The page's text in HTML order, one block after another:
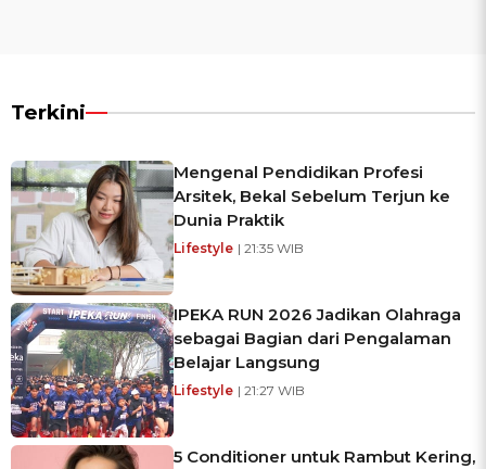
Terkini
Mengenal Pendidikan Profesi
Arsitek, Bekal Sebelum Terjun ke
Dunia Praktik
Lifestyle | 21:35 WIB
IPEKA RUN 2026 Jadikan Olahraga
sebagai Bagian dari Pengalaman
Belajar Langsung
Lifestyle | 21:27 WIB
5 Conditioner untuk Rambut Kering,